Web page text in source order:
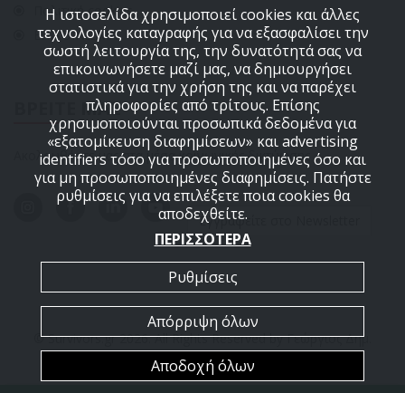
Πολιτική cookies
ΕΠΙΚΟΙΝΩΝΙΑ
ΒΡΕΙΤΕ ΜΑΣ
Ακολουθήστε μας στα μέσα κοινωνικής δικτύωσης
Εγγραφείτε στο Newsletter
© Survivors.gr 2026. All Rights Reserved by Γεώργιος Δημ.
ΑΡΜΟΥΤΗΣ Ε.Ε.
Η ιστοσελίδα χρησιμοποιεί cookies και άλλες
τεχνολογίες καταγραφής για να εξασφαλίσει την
σωστή λειτουργία της, την δυνατότητά σας να
επικοινωνήσετε μαζί μας, να δημιουργήσει
στατιστικά για την χρήση της και να παρέχει
πληροφορίες από τρίτους. Επίσης
χρησιμοποιούνται προσωπικά δεδομένα για
«εξατομίκευση διαφημίσεων» και advertising
identifiers τόσο για προσωποποιημένες όσο και
για μη προσωποποιημένες διαφημίσεις. Πατήστε
ρυθμίσεις για να επιλέξετε ποια cookies θα
αποδεχθείτε.
ΠΕΡΙΣΣΟΤΕΡΑ
Ρυθμίσεις
Απόρριψη όλων
Αποδοχή όλων